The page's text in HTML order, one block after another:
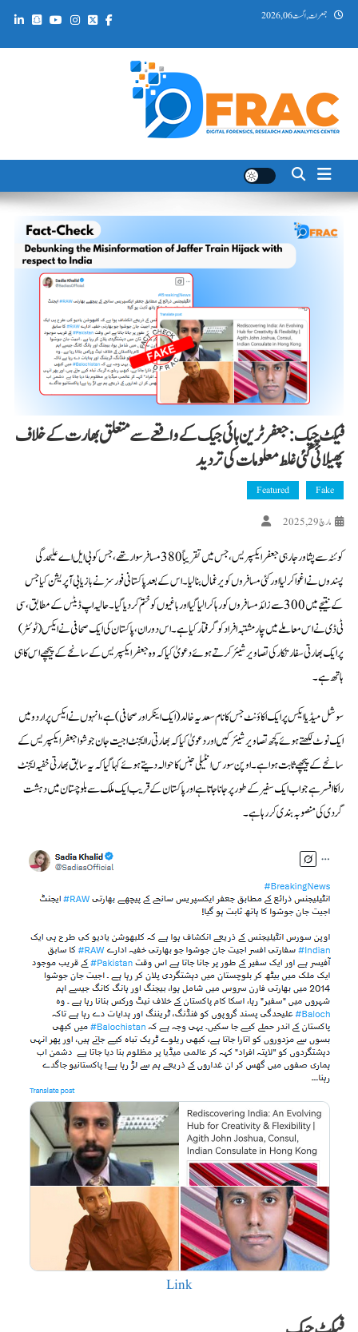
Skip جمعرات, اگست 06, 2026
DFRAC_ORG
فیکٹ چیک: جعفر ٹرین ہائی جیک کے واقعے سے متعلق بھارت کے خلاف
پھیلائی گئی غلط معلومات کی تردید
Fake
Featured
مارچ 29, 2025
کوئٹہ سے پشاور جا رہی جعفر ایکسپریس، جس میں تقریباً 380 مسافر سوار تھے، جس کو بی ایل اے علیحدگی
پسندوں نے اغوا کر لیا اور کئی مسافروں کو یرغمال بنا لیا۔ اس کے بعد پاکستانی فورسز نے بازیابی آپریشن کیا جس
کے نتیجے میں 300 سے زائد مسافروں کو رہا کرا لیا گیا اور باغیوں کو ختم کر دیا گیا۔ حالیہ اپ ڈیٹس کے مطابق، سی
ٹی ڈی نے اس معاملے میں چار مشتبہ افراد کو گرفتار کیا ہے۔ اس دوران، پاکستان کی ایک صحافی نے ایکس (ٹوئٹر)
پر ایک بھارتی سفارتکار کی تصاویر شیئر کرتے ہوئے دعویٰ کیا کہ وہ جعفر ایکسپریس کے سانحے کے پیچھے اس کا ہی
ہاتھ ہے۔
سوشل میڈیا ایکس پرایک اکاؤنٹ جس کا نام سعدیہ خالد (ایک اینکر اور صحافی) ہے، انہوں نے ایکس پر اردو میں
ایک نوٹ لکھتے ہوئے کچھ تصاویر شیئر کیں اور دعویٰ کیا کہ بھارتی را ایجنٹ اجیت جان جوشوا جعفر ایکسپریس کے
سانحے کے پیچھے ثابت ہوا ہے۔ اوپن سورس انٹیلی جنس کا حوالہ دیتے ہوئے کہا گیا کہ یہ سابق بھارتی خفیہ ایجنٹ
را کا افسر ہے جو اب ایک سفیر کے طور پر جانا جاتا ہے اور پاکستان کے قریب ایک ملک سے بلوچستان میں دہشت
گردی کی منصوبہ بندی کر رہا ہے۔
Link